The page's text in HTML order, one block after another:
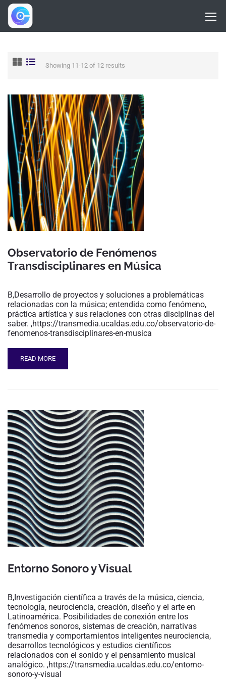
Showing 11-12 of 12 results
Observatorio de Fenómenos
Transdisciplinares en Música
B,Desarrollo de proyectos y soluciones a problemáticas
relacionadas con la música; entendida como fenómeno,
práctica artística y sus relaciones con otras disciplinas del
saber. ,https://transmedia.ucaldas.edu.co/observatorio-de-
fenomenos-transdisciplinares-en-musica
READ MORE
Entorno Sonoro y Visual
B,Investigación científica a través de la música, ciencia,
tecnología, neurociencia, creación, diseño y el arte en
Latinoamérica. Posibilidades de conexión entre los
fenómenos sonoros, sistemas de creación, narrativas
transmedia y comportamientos inteligentes neurociencia,
desarrollos tecnológicos y estudios científicos
relacionados con el sonido y el pensamiento musical
analógico. ,https://transmedia.ucaldas.edu.co/entorno-
sonoro-y-visual